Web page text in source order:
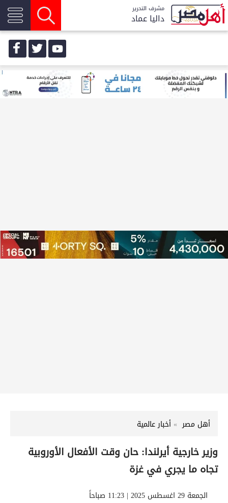
مشرف التحرير
داليا عماد
أهل مصر أخبار عالمية
وزير خارجية أيرلندا: حان وقت الأفعال الأوروبية
تجاه ما يجري في غزة
الجمعة 29 اغسطس 2025 | 11:23 صباحاً